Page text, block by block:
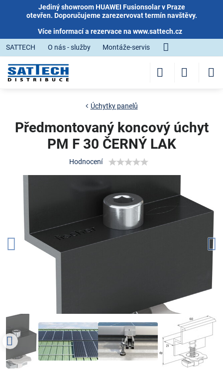
Jediný showroom HUAWEI Fusionsolar v Praze
otevřen. Doporučujeme zarezervovat termín navštěvy.
Více informací a rezervace na www.sattech.cz
SATTECH
O nás - služby Montáže-servis
Úchytky panelů
Předmontovaný koncový úchyt
PM F 30 ČERNÝ LAK
Hodnocení